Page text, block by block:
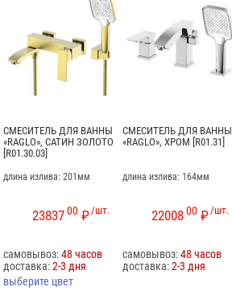
СМЕСИТЕЛЬ ДЛЯ ВАННЫ
«RAGLO», САТИН ЗОЛОТО
[R01.30.03]
длина излива: 201мм
/шт.
2383700 ₽
самовывоз:48 часов
доставка:2-3 дня
выберите цвет
СМЕСИТЕЛЬ ДЛЯ ВАННЫ
«RAGLO», ХРОМ [R01.31]
длина излива: 164мм
/шт.
2200800 ₽
самовывоз:48 часов
доставка:2-3 дня